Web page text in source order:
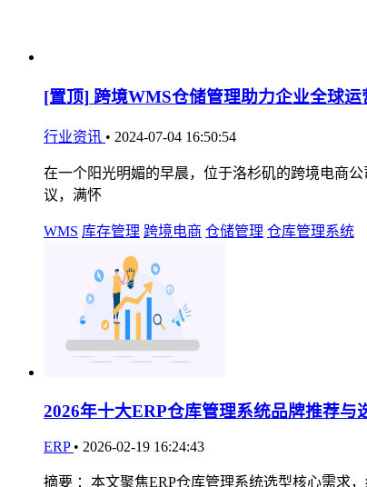
[置顶] 跨境WMS仓储管理助力企业全球运
行业资讯 • 2024-07-04 16:50:54
在一个阳光明媚的早晨，位于洛杉矶的跨境电商公
议，满怀
WMS 库存管理 跨境电商 仓储管理 仓库管理系统
2026年十大ERP仓库管理系统品牌推荐与
ERP • 2026-02-19 16:24:43
摘要 ：本文聚焦ERP仓库管理系统选型核心需求